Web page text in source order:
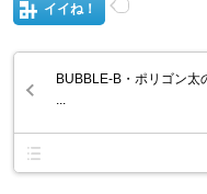
イイね！
BUBBLE-B・ポリゴン太
...